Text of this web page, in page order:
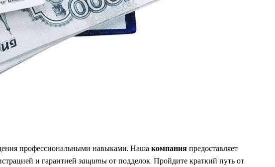
профессиональными навыками. Нашакомпанияпредоставляет
и гарантиейзащитыот подделок. Пройдите краткий путь от